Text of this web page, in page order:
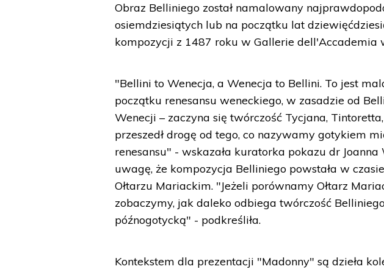
Obraz Belliniego został namalowany
osiemdziesiątych lub na początku lat
kompozycji z 1487 roku w Gallerie dell'Accademia
"Bellini to Wenecja, a Wenecja to Bellini. To jest
początku renesansu weneckiego, w zasadzie od
Wenecji – zaczyna się twórczość Tycjana,
przeszedł drogę od tego, co nazywamy gotykiem
renesansu" - wskazała kuratorka pokazu dr
uwagę, że kompozycja Belliniego powstała w
Ołtarzu Mariackim. "Jeżeli porównamy Ołtarz
zobaczymy, jak daleko odbiega twórczość
późnogotycką" - podkreśliła.
Kontekstem dla prezentacji "Madonny" są dzieła